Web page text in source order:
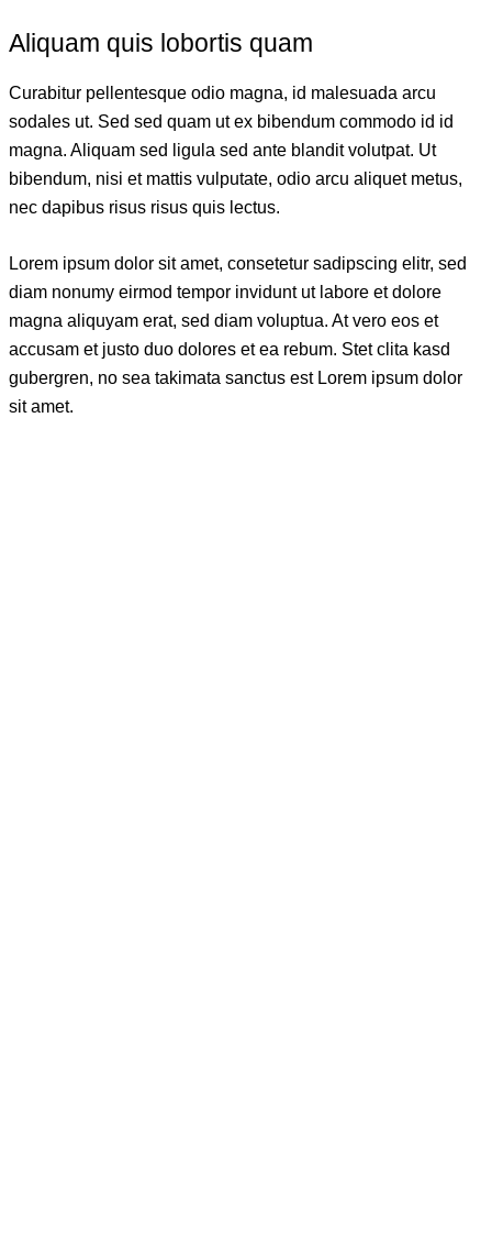
Aliquam quis lobortis quam
Curabitur pellentesque odio magna, id malesuada arcu
sodales ut. Sed sed quam ut ex bibendum commodo id id
magna. Aliquam sed ligula sed ante blandit volutpat. Ut
bibendum, nisi et mattis vulputate, odio arcu aliquet metus,
nec dapibus risus risus quis lectus.
Lorem ipsum dolor sit amet, consetetur sadipscing elitr, sed
diam nonumy eirmod tempor invidunt ut labore et dolore
magna aliquyam erat, sed diam voluptua. At vero eos et
accusam et justo duo dolores et ea rebum. Stet clita kasd
gubergren, no sea takimata sanctus est Lorem ipsum dolor
sit amet.